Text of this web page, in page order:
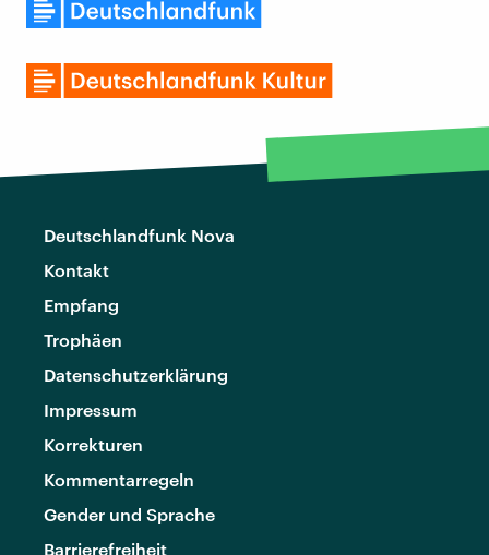
Deutschlandfunk Nova
Kontakt
Empfang
Trophäen
Datenschutzerklärung
Impressum
Korrekturen
Kommentarregeln
Gender und Sprache
Barrierefreiheit